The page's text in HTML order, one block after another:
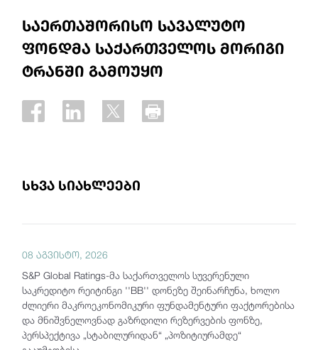
საერთაშორისო სავალუტო
ფონდმა საქართველოს მორიგი
ტრანში გამოუყო
სხვა სიახლეები
08 აგვისტო, 2026
S&P Global Ratings-მა საქართველოს სუვერენული
საკრედიტო რეიტინგი ''BB'' დონეზე შეინარჩუნა, ხოლო
ძლიერი მაკროეკონომიკური ფუნდამენტური ფაქტორებისა
და მნიშვნელოვნად გაზრდილი რეზერვების ფონზე,
პერსპექტივა „სტაბილურიდან“ „პოზიტიურამდე“